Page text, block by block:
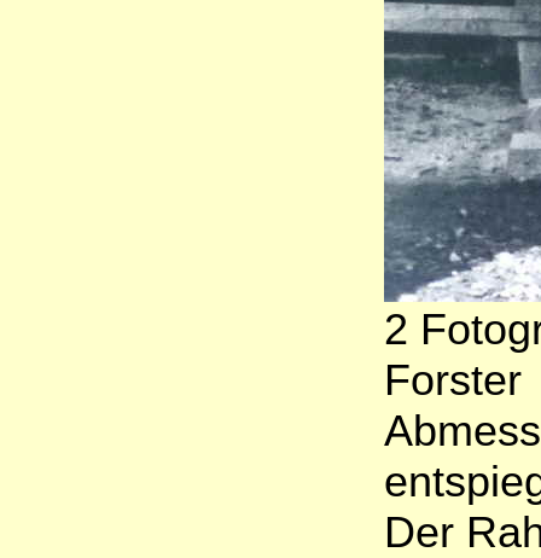
2
Forster
Der